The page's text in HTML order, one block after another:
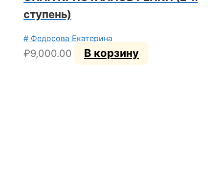
ступень)
# Федосова Екатерина
₽9,000.00 В корзину